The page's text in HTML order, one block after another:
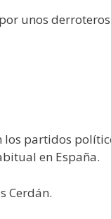
unos
los partidos
en España.
Cerdán.